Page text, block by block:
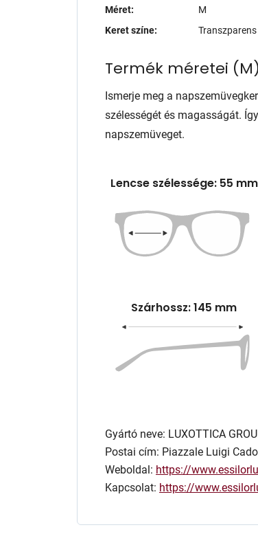
Méret:
M
Keret színe:
Transzparens
Termék méretei (M)
Ismerje meg a
szélességét és magasságát.
napszemüveget.
Lencse szélessége: 55 mm
Szárhossz: 145 mm
Gyártó neve: LUXOTTICA
Postai cím: Piazzale Luigi
Weboldal: https://
Kapcsolat: https://